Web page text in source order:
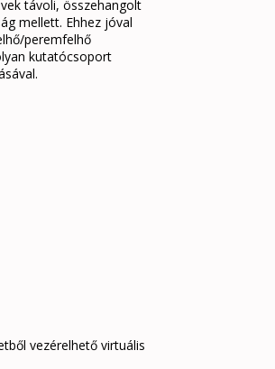
távoli, összehangolt
mellett. Ehhez jóval
peremfelhő
kutatócsoport
vezérelhető virtuális